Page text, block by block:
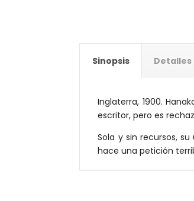
Sinopsis Detalles
Inglaterra, 1900.
escritor, pero es
Sola y sin recursos,
hace una petición